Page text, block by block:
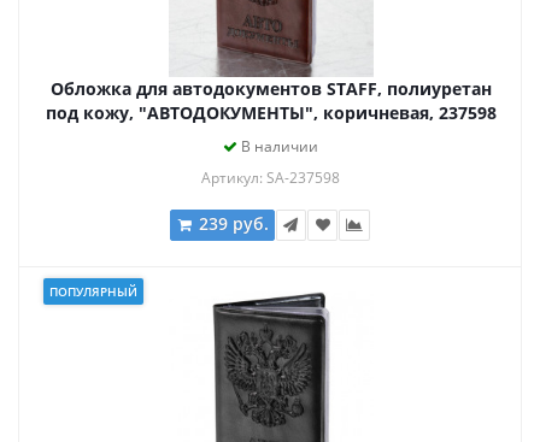
Обложка для автодокументов STAFF, полиуретан
под кожу, "АВТОДОКУМЕНТЫ", коричневая, 237598
В наличии
Артикул: SA-237598
239 руб.
ПОПУЛЯРНЫЙ